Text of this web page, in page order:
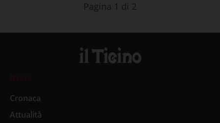
Pagina 1 di 2
News
Cronaca
Attualità